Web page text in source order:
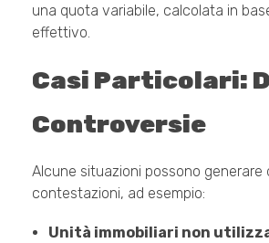
una quota variabile, calcolata in
effettivo.
Casi Particolari:
Controversie
Alcune situazioni possono generare
contestazioni, ad esempio:
Unità immobiliari non